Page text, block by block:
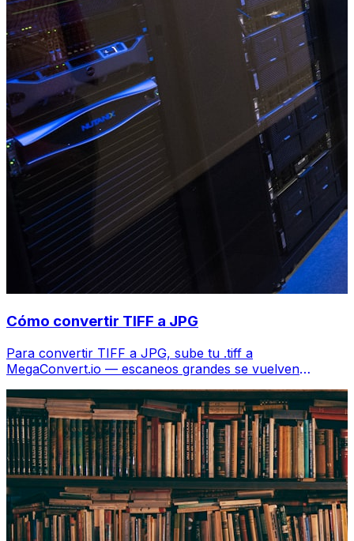
Cómo convertir TIFF a JPG
Para convertir TIFF a JPG, sube tu .tiff a
MegaConvert.io — escaneos grandes se vuelven